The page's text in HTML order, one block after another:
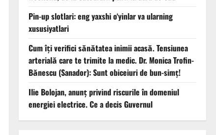
Pin-up slotlari: eng yaxshi o‘yinlar va ularning
xususiyatlari
Cum îți verifici sănătatea inimii acasă. Tensiunea
arterială care te trimite la medic. Dr. Monica Trofin-
Bănescu (Sanador): Sunt obiceiuri de bun-simț!
Ilie Bolojan, anunț privind riscurile în domeniul
energiei electrice. Ce a decis Guvernul